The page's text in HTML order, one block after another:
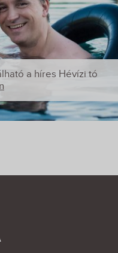
a híres Hévízi tó